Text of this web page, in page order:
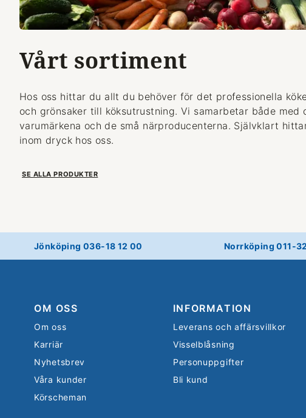
Vårt sortiment
Hos oss hittar du allt du behöver för det professionella
och grönsaker till köksutrustning. Vi samarbetar både med
varumärkena och de små närproducenterna. Självklart
inom dryck hos oss.
SE ALLA PRODUKTER
Jönköping 036-18 12 00 Norrköping 011-
OM OSS
Om oss
Karriär
Nyhetsbrev
Våra kunder
Körscheman
INFORMATION
Leverans och affärsvillkor
Visselblåsning
Personuppgifter
Bli kund